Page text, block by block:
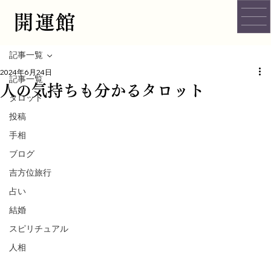
開運館
記事一覧
タロット
投稿
手相
ブログ
吉方位旅行
占い
結婚
スピリチュアル
人相
記事一覧
人の気持ちも分かるタロット
2024年6月24日